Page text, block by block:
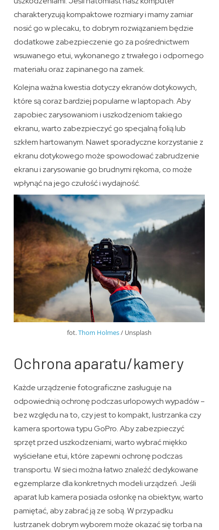
charakteryzują kompaktowe rozmiary i mamy zamiar
nosić go w plecaku, to dobrym rozwiązaniem będzie
dodatkowe zabezpieczenie go za pośrednictwem
wsuwanego etui, wykonanego z trwałego i odpornego
materiału oraz zapinanego na zamek.
Kolejna ważna kwestia dotyczy ekranów dotykowych,
które są coraz bardziej popularne w laptopach. Aby
zapobiec zarysowaniom i uszkodzeniom takiego
ekranu, warto zabezpieczyć go specjalną folią lub
szkłem hartowanym. Nawet sporadyczne korzystanie z
ekranu dotykowego może spowodować zabrudzenie
ekranu i zarysowanie go brudnymi rękoma, co może
wpłynąć na jego czułość i wydajność.
fot.Thom Holmes/ Unsplash
Ochrona aparatu/kamery
Każde urządzenie fotograficzne zasługuje na
odpowiednią ochronę podczas urlopowych wypadów –
bez względu na to, czy jest to kompakt, lustrzanka czy
kamera sportowa typu GoPro. Aby zabezpieczyć
sprzęt przed uszkodzeniami, warto wybrać miękko
wyściełane etui, które zapewni ochronę podczas
transportu. W sieci można łatwo znaleźć dedykowane
egzemplarze dla konkretnych modeli urządzeń. Jeśli
aparat lub kamera posiada osłonkę na obiektyw, warto
pamiętać, aby zabrać ją ze sobą. W przypadku
lustrzanek dobrym wyborem może okazać się torba na